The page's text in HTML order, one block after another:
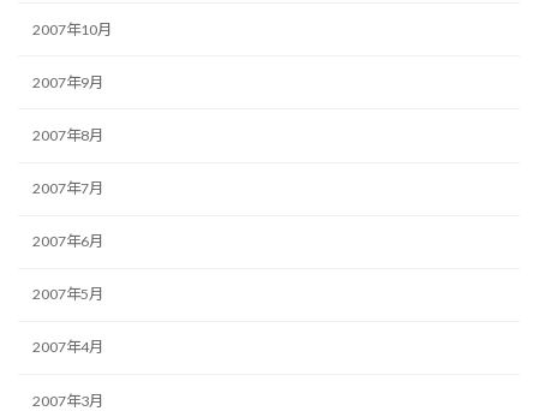
2007年10月
2007年9月
2007年8月
2007年7月
2007年6月
2007年5月
2007年4月
2007年3月